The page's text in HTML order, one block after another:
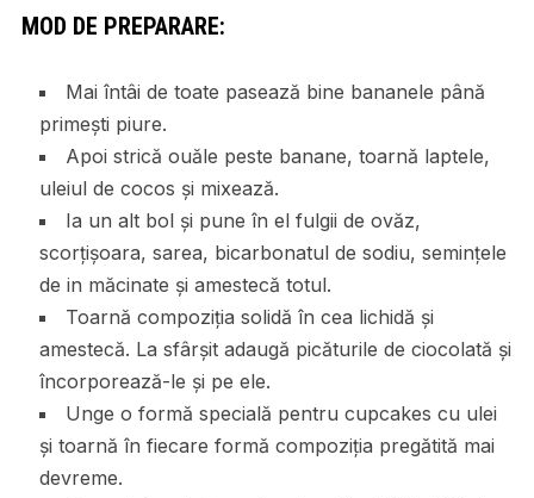
MOD DE PREPARARE:
Mai întâi de toate pasează bine bananele până
primești piure.
Apoi strică ouăle peste banane, toarnă laptele,
uleiul de cocos și mixează.
Ia un alt bol și pune în el fulgii de ovăz,
scorțișoara, sarea, bicarbonatul de sodiu, semințele
de in măcinate și amestecă totul.
Toarnă compoziția solidă în cea lichidă și
amestecă. La sfârșit adaugă picăturile de ciocolată și
încorporează-le și pe ele.
Unge o formă specială pentru cupcakes cu ulei
și toarnă în fiecare formă compoziția pregătită mai
devreme.